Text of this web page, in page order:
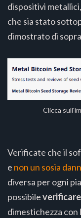
dispositivi
che sia stato
dimostrato di
Clicca
Verificate che il
e non un sosia
diversa per ogni
possibileverificare
dimestichezza con